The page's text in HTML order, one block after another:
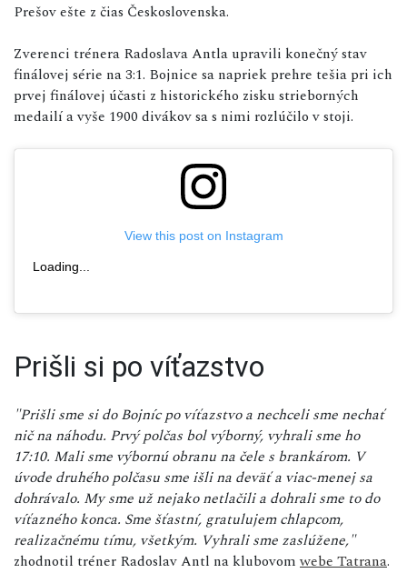
Prešov ešte z čias Československa.
Zverenci trénera Radoslava Antla upravili konečný stav
finálovej série na 3:1. Bojnice sa napriek prehre tešia pri ich
prvej finálovej účasti z historického zisku strieborných
medailí a vyše 1900 divákov sa s nimi rozlúčilo v stoji.
View this post on Instagram
Loading...
Prišli si po víťazstvo
"Prišli sme si do Bojníc po víťazstvo a nechceli sme nechať
nič na náhodu. Prvý polčas bol výborný, vyhrali sme ho
17:10. Mali sme výbornú obranu na čele s brankárom. V
úvode druhého polčasu sme išli na deväť a viac-menej sa
dohrávalo. My sme už nejako netlačili a dohrali sme to do
víťazného konca. Sme šťastní, gratulujem chlapcom,
realizačnému tímu, všetkým. Vyhrali sme zaslúžene,"
zhodnotil tréner Radoslav Antl na klubovomwebe Tatrana.